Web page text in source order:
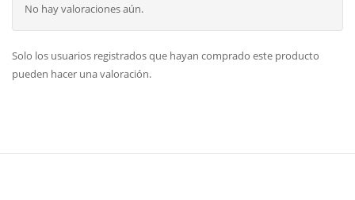
No hay valoraciones aún.
Solo los usuarios registrados que hayan comprado este producto
pueden hacer una valoración.